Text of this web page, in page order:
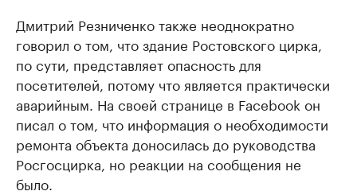
Дмитрий Резниченко также неоднократно
говорил о том, что здание Ростовского цирка,
по сути, представляет опасность для
посетителей, потому что является практически
аварийным. На своей странице в Facebook он
писал о том, что информация о необходимости
ремонта объекта доносилась до руководства
Росгосцирка, но реакции на сообщения не
было.